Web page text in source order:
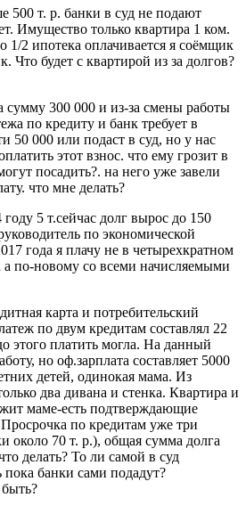
500 т. р. банки в суд не подают
Имущество только квартира 1 ком.
1/2 ипотека оплачивается я соёмщик
Что будет с квартирой из за долгов?
300 000 и из-за смены работы
по кредиту и банк требует в
50 000 или подаст в суд, но у нас
этот взнос. что ему грозит в
посадить?. на него уже завели
что мне делать?
5 т.сейчас долг вырос до 150
по экономической
года я плачу не в четырехкратном
а по-новому со всеми начисляемыми
карта и потребительский
по двум кредитам составлял 22
этого платить могла. На данный
но оф.зарплата составляет 5000
детей, одинокая мама. Из
два дивана и стенка. Квартира и
маме-есть подтверждающие
по кредитам уже три
около 70 т. р.), общая сумма долга
делать? То ли самой в суд
пока банки сами подадут?